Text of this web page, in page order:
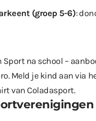
(groep 5-6):
na school –
Meld je kind aan via
van Coladasport.